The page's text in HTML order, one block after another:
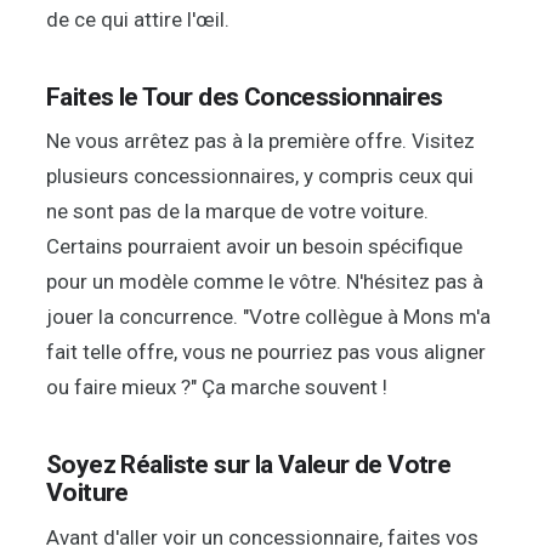
de ce qui attire l'œil.
Faites le Tour des Concessionnaires
Ne vous arrêtez pas à la première offre. Visitez
plusieurs concessionnaires, y compris ceux qui
ne sont pas de la marque de votre voiture.
Certains pourraient avoir un besoin spécifique
pour un modèle comme le vôtre. N'hésitez pas à
jouer la concurrence. "Votre collègue à Mons m'a
fait telle offre, vous ne pourriez pas vous aligner
ou faire mieux ?" Ça marche souvent !
Soyez Réaliste sur la Valeur de Votre
Voiture
Avant d'aller voir un concessionnaire, faites vos